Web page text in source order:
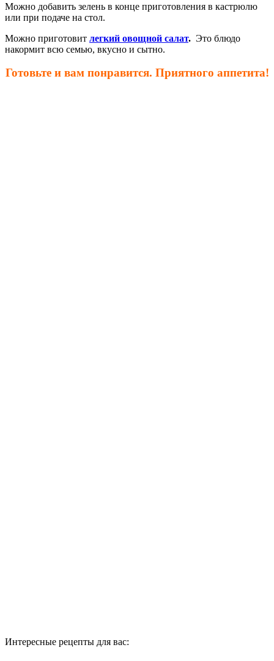
Можно добавить зелень в конце приготовления в кастрюлю
или при подаче на стол.
Можно приготовит легкий овощной салат. Это блюдо
накормит всю семью, вкусно и сытно.
Готовьте и вам понравится. Приятного аппетита!
Интересные рецепты для вас: